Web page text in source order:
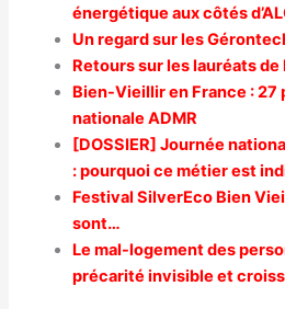
énergétique aux côtés
Un regard sur les
Retours sur les lauréats de
Bien-Vieillir en France : 27
nationale ADMR
[DOSSIER] Journée
: pourquoi ce métier est
Festival SilverEco Bien
sont…
Le mal-logement des
précarité invisible et